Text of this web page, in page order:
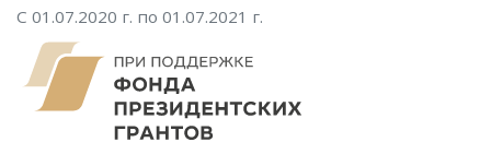
С 01.07.2020 г. по 01.07.2021 г.